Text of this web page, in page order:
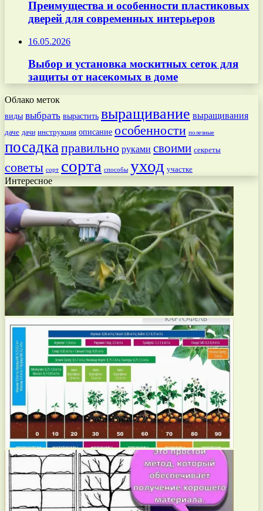
Преимущества и особенности пластиковых
дверей для современных интерьеров
16.05.2026
Выбор и установка москитных сеток для
защиты от насекомых в доме
Облако меток
виды выбрать вырастить выращивание выращивания
даче дачи инструкция описание особенности полезные
посадкаправильно руками своими секреты
советы сорт сорта способы уход участке
Интересное